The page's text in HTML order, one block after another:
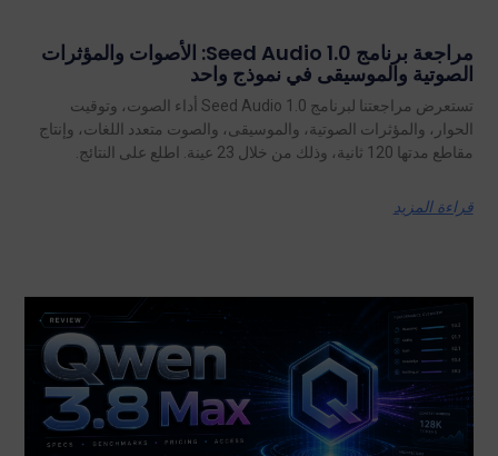
مراجعة برنامج Seed Audio 1.0: الأصوات والمؤثرات
الصوتية والموسيقى في نموذج واحد
تستعرض مراجعتنا لبرنامج Seed Audio 1.0 أداء الصوت، وتوقيت
الحوار، والمؤثرات الصوتية، والموسيقى، والصوت متعدد اللغات، وإنتاج
مقاطع مدتها 120 ثانية، وذلك من خلال 23 عينة. اطلع على النتائج.
قراءة المزيد